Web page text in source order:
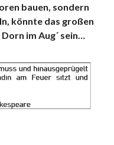
bauen, sondern
könnte das großen
im Aug´ sein…